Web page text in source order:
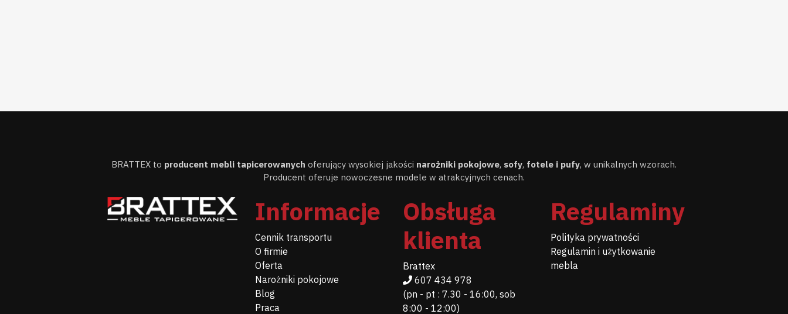
BRATTEX to producent mebli tapicerowanych oferujący wysokiej jakości narożniki pokojowe, sofy, fotele i pufy, w unikalnych wzorach.
Producent oferuje nowoczesne modele w atrakcyjnych cenach.
Informacje
Cennik transportu
O firmie
Oferta
Narożniki pokojowe
Blog
Praca
Obsługa
klienta
Brattex
607 434 978
(pn - pt : 7.30 - 16:00, sob
8:00 - 12:00)
Regulaminy
Polityka prywatności
Regulamin i użytkowanie
mebla